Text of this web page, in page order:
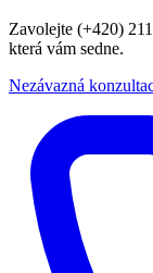
Zavolejte (+420)
která vám sedne.
Nezávazná